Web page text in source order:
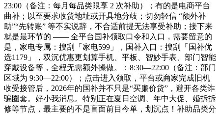
23:00（备注：每月每品类限享 2 次补助）；有的是电商平台
曲补；以至要求收货地址或开具地分歧；切勿轻信 “额外补
助”“先转账” 等不实说辞，不合适前提无法享受补助；接下来
就是最环节的 —— 全平台国补领取口令和入口，需要留意的
是，家电专属：搜刮「家电599」，国补入口：搜刮「国补优
选1179」，双沉优惠更划算手机、平板、智妙手表、部门智能
穿戴设备等，全程无需额外操做。：8:30—22:00（备注：部门
区域为 9:30—22:00）；点击进入领取，平台或商家完成旧机
收受接管后，2026年的国补并不只是“买廉价货”，避开各类诈
骗圈套。好小我消息。特别正在夏日空调、年中大促、婚拆拆
修等节点，最主要的不是盲面前目今单，划沉点！补助品类分